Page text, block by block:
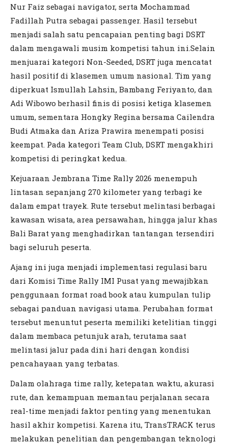
Nur Faiz sebagai navigator, serta Mochammad
Fadillah Putra sebagai passenger. Hasil tersebut
menjadi salah satu pencapaian penting bagi DSRT
dalam mengawali musim kompetisi tahun ini.Selain
menjuarai kategori Non-Seeded, DSRT juga mencatat
hasil positif di klasemen umum nasional. Tim yang
diperkuat Ismullah Lahsin, Bambang Feriyanto, dan
Adi Wibowo berhasil finis di posisi ketiga klasemen
umum, sementara Hongky Regina bersama Cailendra
Budi Atmaka dan Ariza Prawira menempati posisi
keempat. Pada kategori Team Club, DSRT mengakhiri
kompetisi di peringkat kedua.
Kejuaraan Jembrana Time Rally 2026 menempuh
lintasan sepanjang 270 kilometer yang terbagi ke
dalam empat trayek. Rute tersebut melintasi berbagai
kawasan wisata, area persawahan, hingga jalur khas
Bali Barat yang menghadirkan tantangan tersendiri
bagi seluruh peserta.
Ajang ini juga menjadi implementasi regulasi baru
dari Komisi Time Rally IMI Pusat yang mewajibkan
penggunaan format road book atau kumpulan tulip
sebagai panduan navigasi utama. Perubahan format
tersebut menuntut peserta memiliki ketelitian tinggi
dalam membaca petunjuk arah, terutama saat
melintasi jalur pada dini hari dengan kondisi
pencahayaan yang terbatas.
Dalam olahraga time rally, ketepatan waktu, akurasi
rute, dan kemampuan memantau perjalanan secara
real-time menjadi faktor penting yang menentukan
hasil akhir kompetisi. Karena itu, TransTRACK terus
melakukan penelitian dan pengembangan teknologi